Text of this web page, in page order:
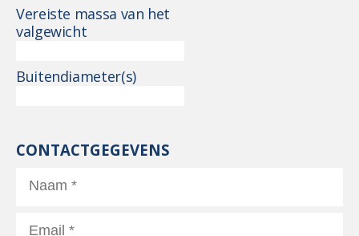
Vereiste massa van het
valgewicht
Buitendiameter(s)
CONTACTGEGEVENS